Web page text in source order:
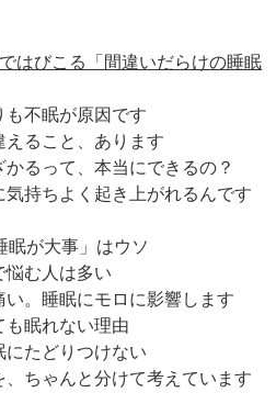
はびこる「間違いだらけの睡眠
も不眠が原因です
えること、あります
かるって、本当にできるの？
気持ちよく起き上がれるんです
眠が大事」はウソ
悩む人は多い
い。睡眠にモロに影響します
も眠れない理由
にたどりつけない
、ちゃんと分けて考えています